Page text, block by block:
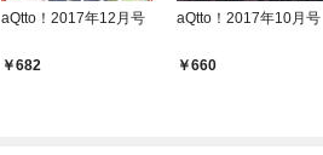
aQtto！2017年12月号
682
aQtto！2017年10月号
660